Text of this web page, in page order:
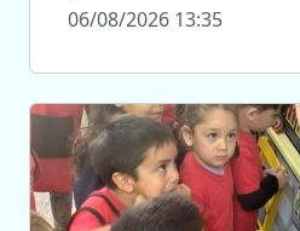
06/08/2026 13:35